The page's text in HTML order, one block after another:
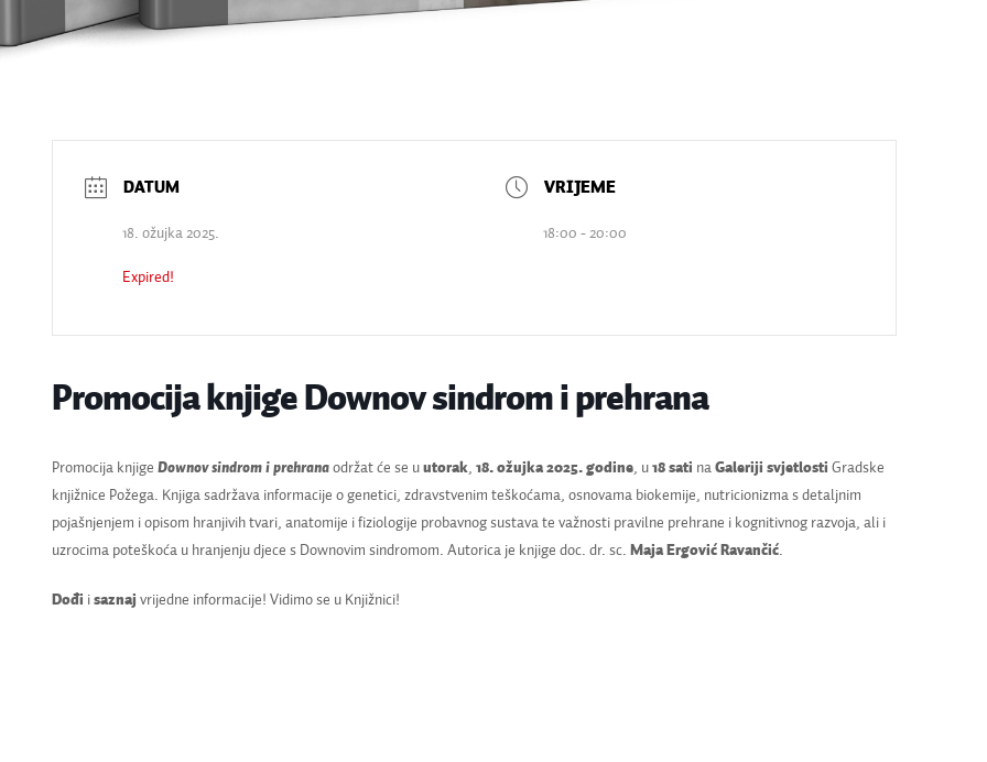
18. ožujka 2025.
Expired!
18:00 - 20:00
Promocija knjige Downov sindrom i prehrana
Promocija knjigeDownov sindrom i prehrana održat će se uutorak ,18. ožujka 2025. godine , u18 sati naGaleriji svjetlosti Gradske
knjižnice Požega. Knjiga sadržava informacije o genetici, zdravstvenim teškoćama, osnovama biokemije, nutricionizma s detaljnim
pojašnjenjem i opisom hranjivih tvari, anatomije i fiziologije probavnog sustava te važnosti pravilne prehrane i kognitivnog razvoja, ali i
uzrocima poteškoća u hranjenju djece s Downovim sindromom. Autorica je knjige doc. dr. sc.
Maja Ergović Ravančić
Dođi isaznaj vrijedne informacije! Vidimo se u Knjižnici!